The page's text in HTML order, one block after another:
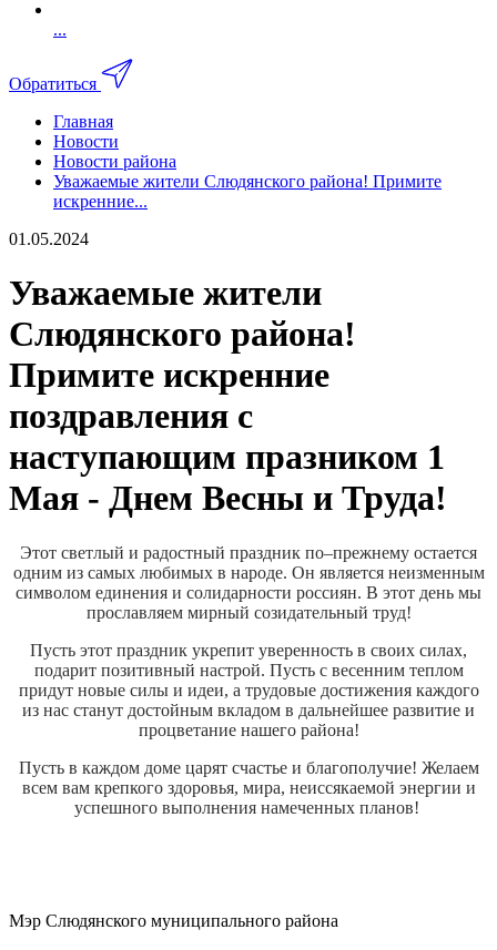
...
Обратиться
Главная
Новости
Новости района
Уважаемые жители Слюдянского района! Примите
искренние...
01.05.2024
Уважаемые жители
Слюдянского района!
Примите искренние
поздравления с
наступающим празником 1
Мая - Днем Весны и Труда!
Этот светлый и радостный праздник по–прежнему остается
одним из самых любимых в народе. Он является неизменным
символом единения и солидарности россиян. В этот день мы
прославляем мирный созидательный труд!
Пусть этот праздник укрепит уверенность в своих силах,
подарит позитивный настрой. Пусть с весенним теплом
придут новые силы и идеи, а трудовые достижения каждого
из нас станут достойным вкладом в дальнейшее развитие и
процветание нашего района!
Пусть в каждом доме царят счастье и благополучие! Желаем
всем вам крепкого здоровья, мира, неиссякаемой энергии и
успешного выполнения намеченных планов!
Мэр Слюдянского муниципального района